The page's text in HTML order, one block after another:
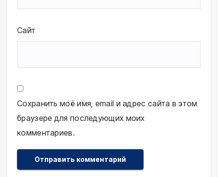
Сайт
Сохранить моё имя, email и адрес сайта в этом
браузере для последующих моих
комментариев.